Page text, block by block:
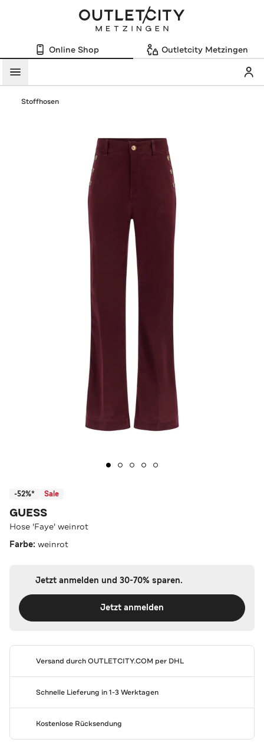
Online Shop Outletcity Metzingen
Menü
Stoffhosen
-52%* Sale
GUESS
Hose 'Faye' weinrot
Farbe: weinrot
Jetzt anmelden und 30-70% sparen.
Jetzt anmelden
Versand durchOUTLETCITY.COM per DHL
Schnelle Lieferung in 1-3 Werktagen
Kostenlose Rücksendung